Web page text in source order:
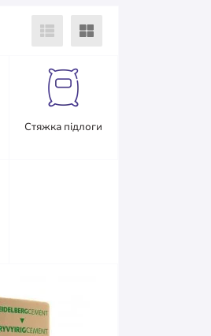
Стяжка підлоги